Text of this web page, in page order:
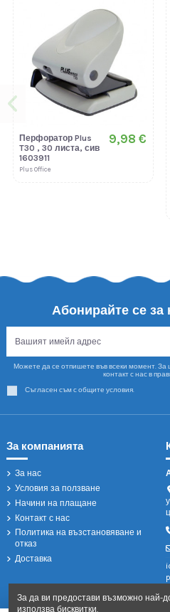
Перфоратор Plus
T30 , 30 листа, сив
1603911
Plus Office
9,98 €
Абонирайте се
Можете да се отпишете във всеки момент.
контакт с нас в
Съгласен съм с общите условия.
За компанията
За нас
Условия за ползване
Начини на плащане
Контакт с нас
Политика на възстановяване и
отказ
Доставка
За да ви предостави възможно най-
използва бисквитки.